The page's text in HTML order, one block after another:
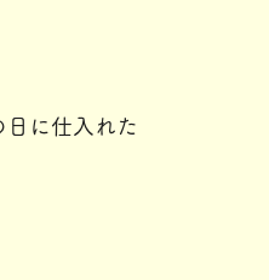
に仕入れた